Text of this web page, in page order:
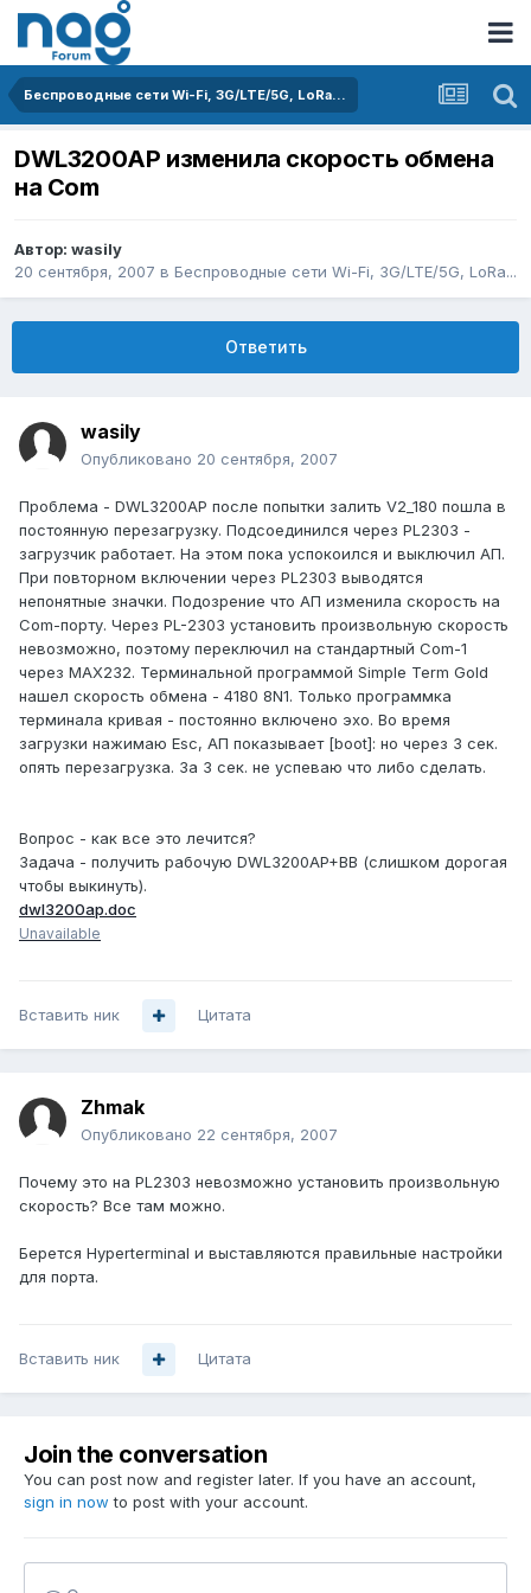
Беспроводные сети Wi-Fi, 3G/LTE/5G, LoRa...
DWL3200AP изменила скорость обмена
на Com
Автор: wasily
20 сентября, 2007 в Беспроводные сети Wi-Fi, 3G/LTE/5G, LoRa...
Ответить
wasily
Опубликовано 20 сентября, 2007
Проблема - DWL3200AP после попытки залить V2_180 пошла в
постоянную перезагрузку. Подсоединился через PL2303 -
загрузчик работает. На этом пока успокоился и выключил АП.
При повторном включении через PL2303 выводятся
непонятные значки. Подозрение что АП изменила скорость на
Com-порту. Через PL-2303 установить произвольную скорость
невозможно, поэтому переключил на стандартный Com-1
через MAX232. Терминальной программой Simple Term Gold
нашел скорость обмена - 4180 8N1. Только программка
терминала кривая - постоянно включено эхо. Во время
загрузки нажимаю Esc, АП показывает [boot]: но через 3 сек.
опять перезагрузка. За 3 сек. не успеваю что либо сделать.
Вопрос - как все это лечится?
Задача - получить рабочую DWL3200AP+BB (слишком дорогая
чтобы выкинуть).
dwl3200ap.doc
Unavailable
Вставить ник Цитата
Zhmak
Опубликовано 22 сентября, 2007
Почему это на PL2303 невозможно установить произвольную
скорость? Все там можно.
Берется Hyperterminal и выставляются правильные настройки
для порта.
Вставить ник Цитата
Join the conversation
You can post now and register later. If you have an account,
sign in now to post with your account.